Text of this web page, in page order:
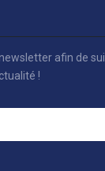
afin de
!